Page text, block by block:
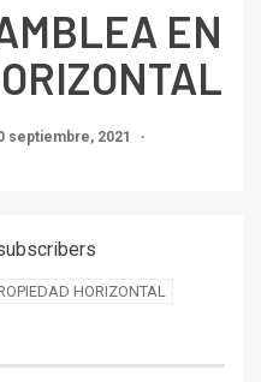
EN
septiembre, 2021
HORIZONTAL